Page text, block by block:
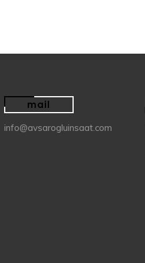
mail
info@avsarogluinsaat.com